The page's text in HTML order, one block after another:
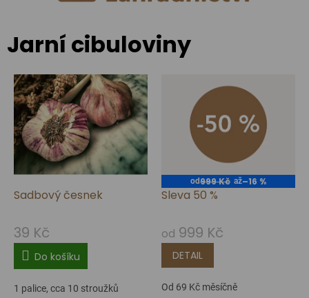
Jarní cibuloviny
V
ý
p
s
p
o
d
u
k
Sadbový česnek
39 Kč
Do košíku
1 palice, cca 10 stroužků
od999 Kč až–16 %
Sleva 50 %
od 999 Kč
DETAIL
Od 69 Kč měsíčně